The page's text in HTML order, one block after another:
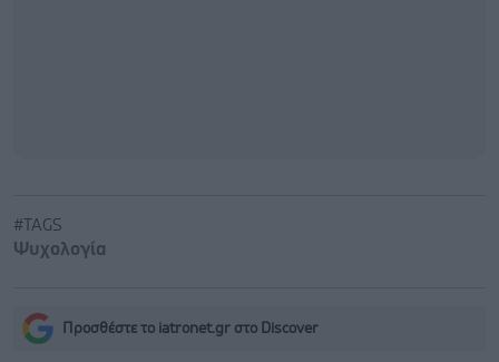
#TAGS
Ψυχολογία
Προσθέστε το iatronet.gr στο Discover